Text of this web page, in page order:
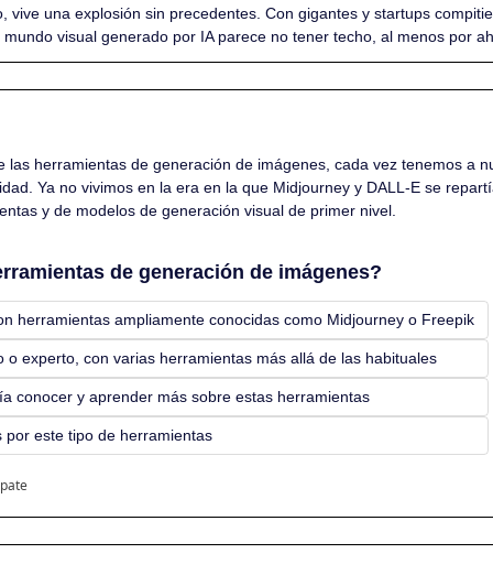
vive una explosión sin precedentes. Con gigantes y startups
visual generado por IA parece no tener techo, al menos por
las herramientas de generación de imágenes, cada vez tenemos a
Ya no vivimos en la era en la que Midjourney y DALL-E se
y de modelos de generación visual de primer nivel.
de generación de imágenes?
herramientas ampliamente conocidas como Midjourney o Freepik
o experto, con varias herramientas más allá de las habituales
conocer y aprender más sobre estas herramientas
por este tipo de herramientas